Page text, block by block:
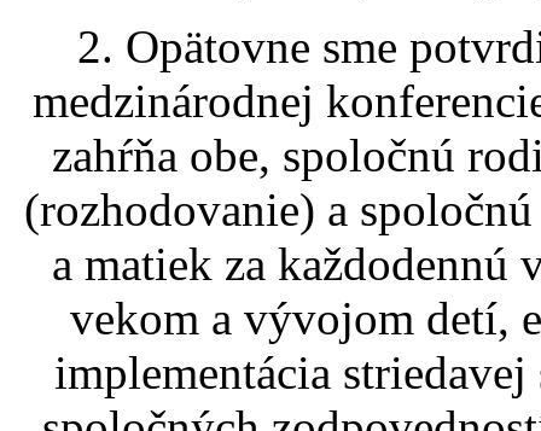
2. Opätovne sme
medzinárodnej
zahŕňa obe, spoločnú
(rozhodovanie) a
a matiek za každodennú
vekom a vývojom detí,
implementácia